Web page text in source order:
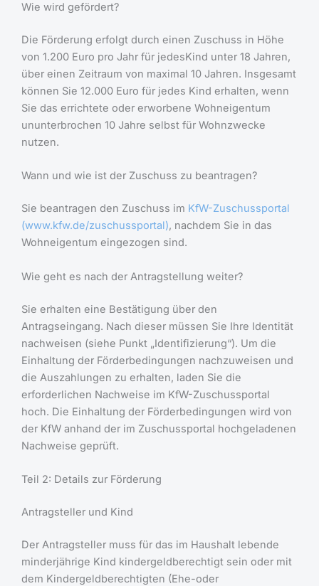
Wie wird gefördert?
Die Förderung erfolgt durch einen Zuschuss in Höhe
von 1.200 Euro pro Jahr für jedesKind unter 18 Jahren,
über einen Zeitraum von maximal 10 Jahren. Insgesamt
können Sie 12.000 Euro für jedes Kind erhalten, wenn
Sie das errichtete oder erworbene Wohneigentum
ununterbrochen 10 Jahre selbst für Wohnzwecke
nutzen.
Wann und wie ist der Zuschuss zu beantragen?
Sie beantragen den Zuschuss im KfW-Zuschussportal
(www.kfw.de/zuschussportal), nachdem Sie in das
Wohneigentum eingezogen sind.
Wie geht es nach der Antragstellung weiter?
Sie erhalten eine Bestätigung über den
Antragseingang. Nach dieser müssen Sie Ihre Identität
nachweisen (siehe Punkt „Identifizierung“). Um die
Einhaltung der Förderbedingungen nachzuweisen und
die Auszahlungen zu erhalten, laden Sie die
erforderlichen Nachweise im KfW-Zuschussportal
hoch. Die Einhaltung der Förderbedingungen wird von
der KfW anhand der im Zuschussportal hochgeladenen
Nachweise geprüft.
Teil 2: Details zur Förderung
Antragsteller und Kind
Der Antragsteller muss für das im Haushalt lebende
minderjährige Kind kindergeldberechtigt sein oder mit
dem Kindergeldberechtigten (Ehe-oder